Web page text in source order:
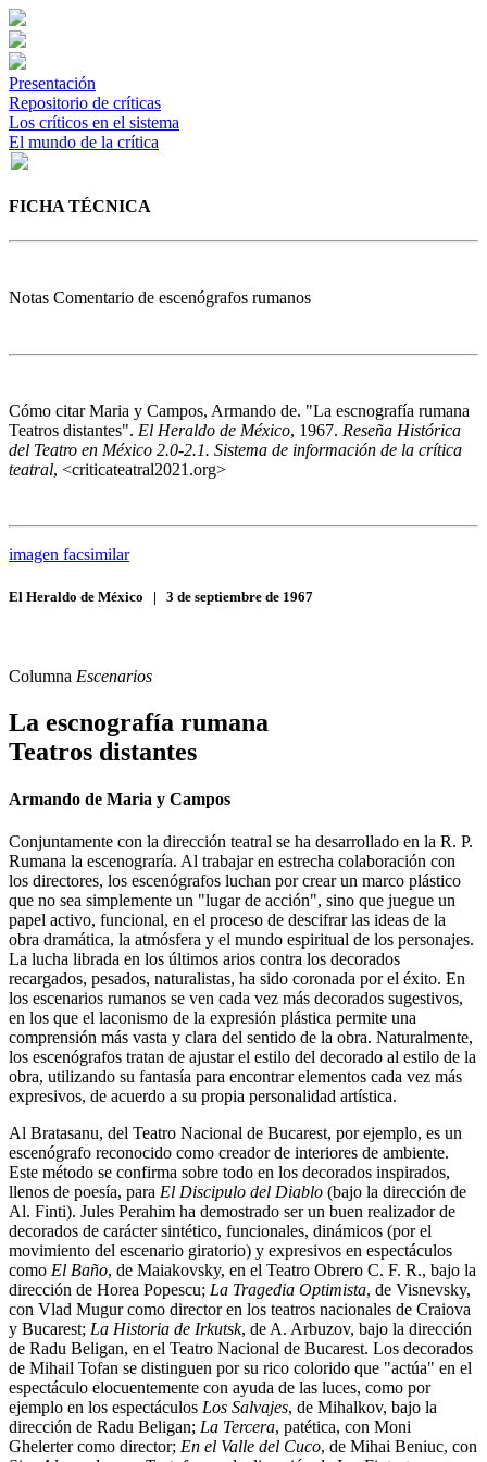
Presentación
Repositorio de críticas
Los críticos en el sistema
El mundo de la crítica
FICHA TÉCNICA
Notas Comentario de escenógrafos rumanos
Cómo citarMaria y Campos, Armando de. "La escnografía rumana
Teatros distantes". El Heraldo de México, 1967. Reseña Histórica
del Teatro en México 2.0-2.1. Sistema de información de la crítica
teatral, <criticateatral2021.org>
imagen facsimilar
El Heraldo de México | 3 de septiembre de 1967
Columna Escenarios
La escnografía rumana
Teatros distantes
Armando de Maria y Campos
Conjuntamente con la dirección teatral se ha desarrollado en la R. P.
Rumana la escenograría. Al trabajar en estrecha colaboración con
los directores, los escenógrafos luchan por crear un marco plástico
que no sea simplemente un "lugar de acción", sino que juegue un
papel activo, funcional, en el proceso de descifrar las ideas de la
obra dramática, la atmósfera y el mundo espiritual de los personajes.
La lucha librada en los últimos arios contra los decorados
recargados, pesados, naturalistas, ha sido coronada por el éxito. En
los escenarios rumanos se ven cada vez más decorados sugestivos,
en los que el laconismo de la expresión plástica permite una
comprensión más vasta y clara del sentido de la obra. Naturalmente,
los escenógrafos tratan de ajustar el estilo del decorado al estilo de la
obra, utilizando su fantasía para encontrar elementos cada vez más
expresivos, de acuerdo a su propia personalidad artística.
Al Bratasanu, del Teatro Nacional de Bucarest, por ejemplo, es un
escenógrafo reconocido como creador de interiores de ambiente.
Este método se confirma sobre todo en los decorados inspirados,
llenos de poesía, para El Discipulo del Diablo (bajo la dirección de
Al. Finti). Jules Perahim ha demostrado ser un buen realizador de
decorados de carácter sintético, funcionales, dinámicos (por el
movimiento del escenario giratorio) y expresivos en espectáculos
como El Baño, de Maiakovsky, en el Teatro Obrero C. F. R., bajo la
dirección de Horea Popescu; La Tragedia Optimista, de Visnevsky,
con Vlad Mugur como director en los teatros nacionales de Craiova
y Bucarest; La Historia de Irkutsk, de A. Arbuzov, bajo la dirección
de Radu Beligan, en el Teatro Nacional de Bucarest. Los decorados
de Mihail Tofan se distinguen por su rico colorido que "actúa" en el
espectáculo elocuentemente con ayuda de las luces, como por
ejemplo en los espectáculos Los Salvajes, de Mihalkov, bajo la
dirección de Radu Beligan; La Tercera, patética, con Moni
Ghelerter como director; En el Valle del Cuco, de Mihai Beniuc, con